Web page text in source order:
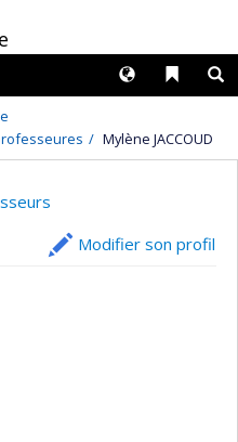
Liens
Langues
Mylène JACCOUD
Modifier son profil